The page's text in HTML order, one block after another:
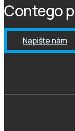
Contego
Napište nám